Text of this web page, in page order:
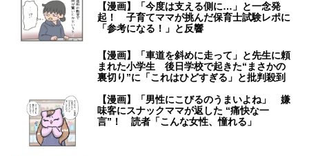
【漫画】「今度は支える側に…」と一念発
起！ 子育てママが挑んだ保育士試験レポに
「参考になる！」と反響
【漫画】「車道を斜めに走って」と先生に頼
まれた小学生 後日学校で起きた“まさかの
裏切り”に「これはひどすぎる」と批判殺到
【漫画】「男性にこびるのうまいよね」 嫌
味客にスナックママが返した “痛快な一
言”！ 読者「こんな女性、憧れる」